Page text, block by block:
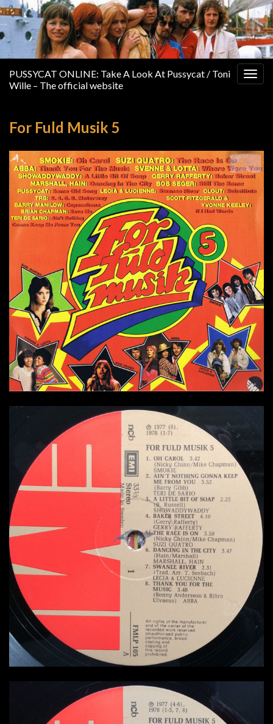
PUSSYCAT ONLINE: Take A Look At Pussycat / Toni
Wille – The official website
For Fuld Musik 5